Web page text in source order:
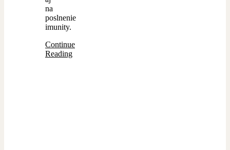
na
poslnenie
imunity.
Continue
Reading